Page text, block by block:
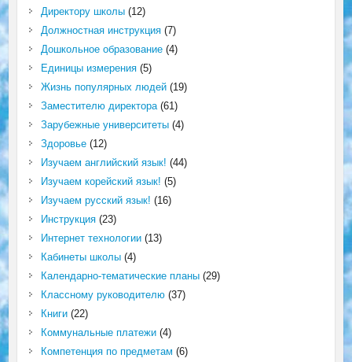
Директору школы(12)
Должностная инструкция(7)
Дошкольное образование(4)
Единицы измерения(5)
Жизнь популярных людей(19)
Заместителю директора(61)
Зарубежные университеты(4)
Здоровье(12)
Изучаем английский язык! (44)
Изучаем корейский язык! (5)
Изучаем русский язык! (16)
Инструкция(23)
Интернет технологии(13)
Кабинеты школы(4)
Календарно-тематические планы(29)
Классному руководителю(37)
Книги(22)
Коммунальные платежи(4)
Компетенция по предметам (6)